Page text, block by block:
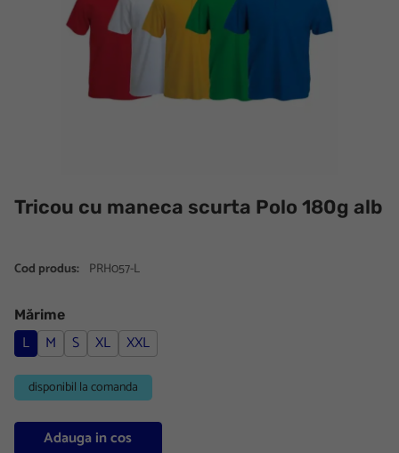
Tricou cu maneca scurta Polo 180g alb
Cod produs: PRH057-L
Mărime
L M S XL XXL
disponibil la comanda
Adauga in cos